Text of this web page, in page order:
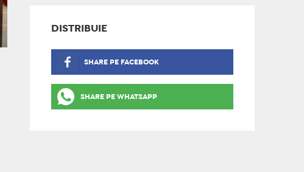
DISTRIBUIE
SHARE PE FACEBOOK
SHARE PE WHATSAPP